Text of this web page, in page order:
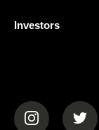
Investors
(opens in a